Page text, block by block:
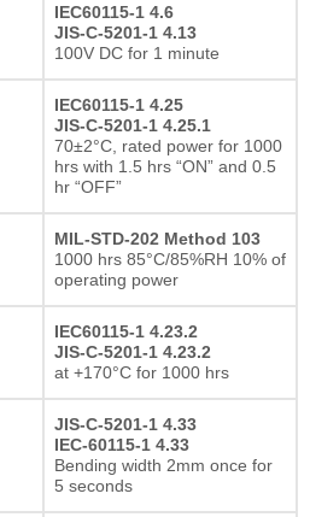
IEC60115-1 4.6
JIS-C-5201-1 4.13
100V DC for 1 minute
IEC60115-1 4.25
JIS-C-5201-1 4.25.1
70±2°C, rated power for 1000
hrs with 1.5 hrs “ON” and 0.5
hr “OFF”
MIL-STD-202 Method 103
1000 hrs 85°C/85%RH 10% of
operating power
IEC60115-1 4.23.2
JIS-C-5201-1 4.23.2
at +170°C for 1000 hrs
JIS-C-5201-1 4.33
IEC-60115-1 4.33
Bending width 2mm once for
5 seconds